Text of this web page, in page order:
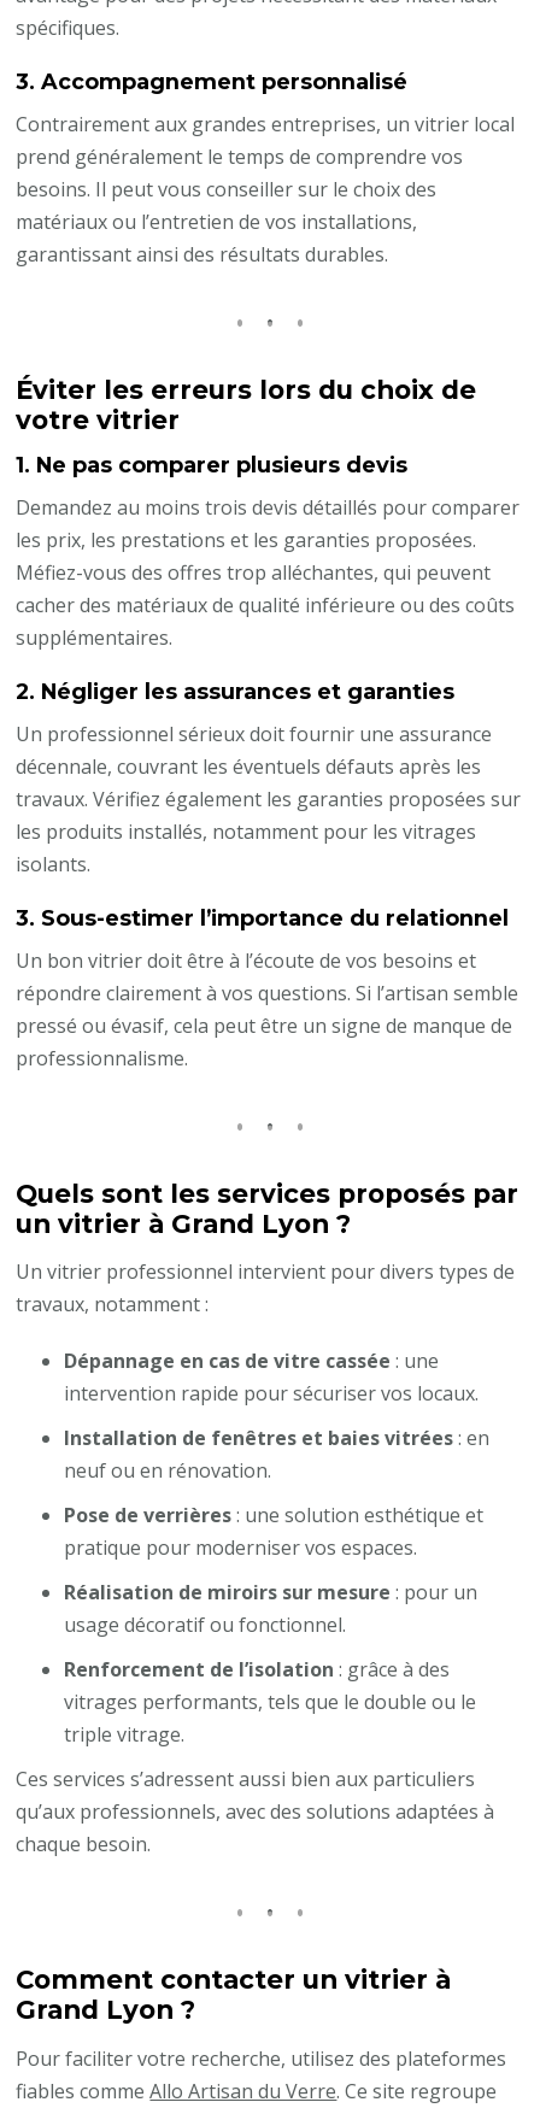
spécifiques.
3.Accompagnement personnalisé
Contrairement aux grandes entreprises, un vitrier local
prend généralement le temps de comprendre vos
besoins. Il peut vous conseiller sur le choix des
matériaux ou l’entretien de vos installations,
garantissant ainsi des résultats durables.
Éviter les erreurs lors du choix de
votre vitrier
1. Ne pas comparer plusieurs devis
Demandez au moins trois devis détaillés pour comparer
les prix, les prestations et les garanties proposées.
Méfiez-vous des offres trop alléchantes, qui peuvent
cacher des matériaux de qualité inférieure ou des coûts
supplémentaires.
2. Négliger les assurances et garanties
Un professionnel sérieux doit fournir une assurance
décennale, couvrant les éventuels défauts après les
travaux. Vérifiez également les garanties proposées sur
les produits installés, notamment pour les vitrages
isolants.
3. Sous-estimer l’importance du relationnel
Un bon vitrier doit être à l’écoute de vos besoins et
répondre clairement à vos questions. Si l’artisan semble
pressé ou évasif, cela peut être un signe de manque de
professionnalisme.
Quels sont les services proposés par
un vitrier à Grand Lyon ?
Un vitrier professionnel intervient pour divers types de
travaux, notamment :
Dépannage en cas de vitre cassée : une
intervention rapide pour sécuriser vos locaux.
Installation de fenêtres et baies vitrées: en
neuf ou en rénovation.
Pose de verrières: une solution esthétique et
pratique pour moderniser vos espaces.
Réalisation de miroirs sur mesure : pour un
usage décoratif ou fonctionnel.
Renforcement de l’isolation : grâce à des
vitrages performants, tels que le double ou le
triple vitrage.
Ces services s’adressent aussi bien aux particuliers
qu’aux professionnels, avec des solutions adaptées à
chaque besoin.
Comment contacter un vitrier à
Grand Lyon ?
Pour faciliter votre recherche, utilisez des plateformes
fiables commeAllo Artisan du Verre. Ce site regroupe